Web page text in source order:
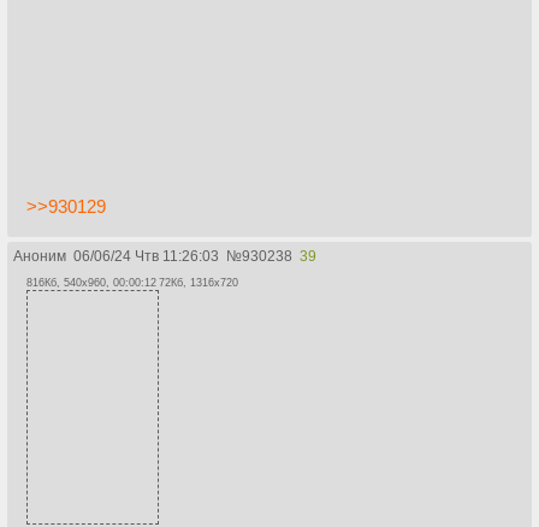
>>930129
Аноним 06/06/24 Чтв 11:26:03 №930238 39
816Кб, 540x960, 00:00:12 72Кб, 1316x720